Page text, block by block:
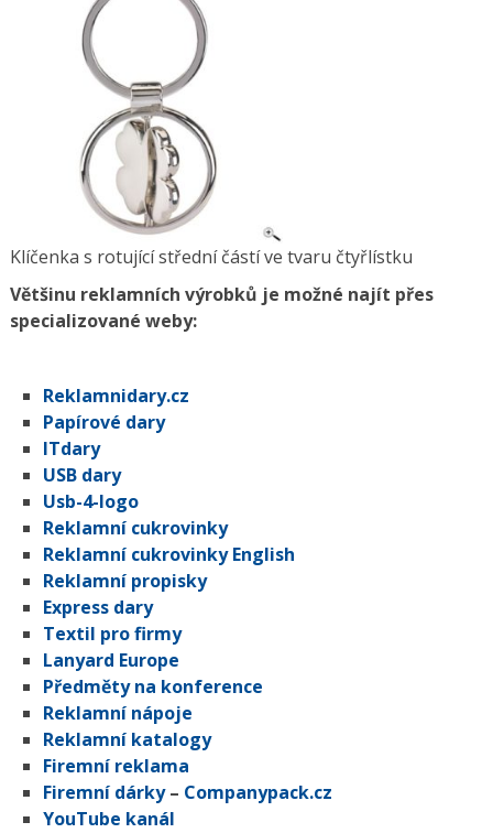
Klíčenka s rotující střední částí ve tvaru čtyřlístku
Většinu reklamních výrobků je možné najít přes
specializované weby:
Reklamnidary.cz
Papírové dary
ITdary
USB dary
Usb-4-logo
Reklamní cukrovinky
Reklamní cukrovinky English
Reklamní propisky
Express dary
Textil pro firmy
Lanyard Europe
Předměty na konference
Reklamní nápoje
Reklamní katalogy
Firemní reklama
Firemní dárky– Companypack.cz
YouTube kanál